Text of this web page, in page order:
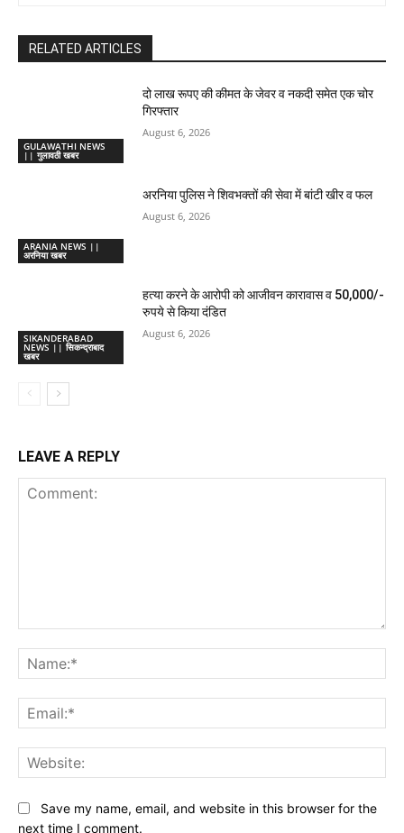
RELATED ARTICLES
GULAWATHI NEWS
|| गुलावठी खबर
दो लाख रूपए की कीमत के जेवर व नकदी समेत एक चोर
गिरफ्तार
August 6, 2026
ARANIA NEWS ||
अरनिया खबर
अरनिया पुलिस ने शिवभक्तों की सेवा में बांटी खीर व फल
August 6, 2026
SIKANDERABAD
NEWS || सिकन्द्राबाद
खबर
हत्या करने के आरोपी को आजीवन कारावास व 50,000/-
रुपये से किया दंडित
August 6, 2026
LEAVE A REPLY
Save my name, email, and website in this browser for the
next time I comment.